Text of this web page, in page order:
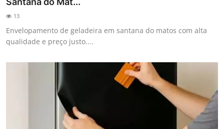
13
Envelopamento de geladeira em santana do matos com alta
qualidade e preço justo....